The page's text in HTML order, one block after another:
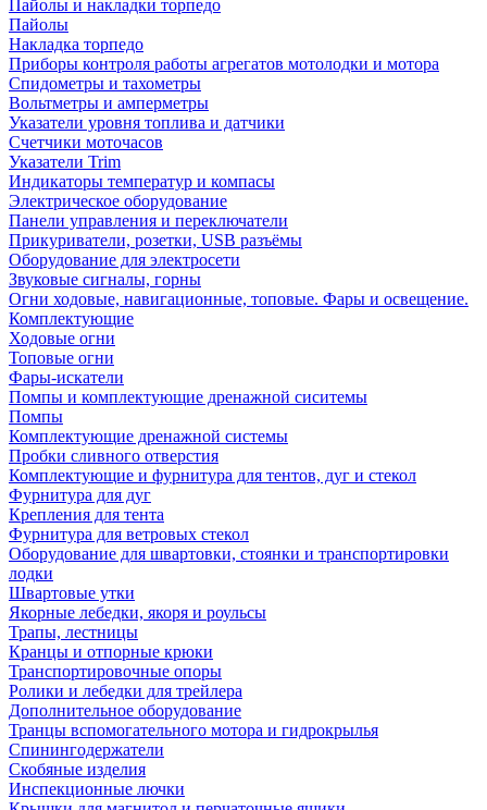
Пайолы и накладки торпедо
Пайолы
Накладка торпедо
Приборы контроля работы агрегатов мотолодки и мотора
Спидометры и тахометры
Вольтметры и амперметры
Указатели уровня топлива и датчики
Счетчики моточасов
Указатели Trim
Индикаторы температур и компасы
Электрическое оборудование
Панели управления и переключатели
Прикуриватели, розетки, USB разъёмы
Оборудование для электросети
Звуковые сигналы, горны
Огни ходовые, навигационные, топовые. Фары и освещение.
Комплектующие
Ходовые огни
Топовые огни
Фары-искатели
Помпы и комплектующие дренажной сиситемы
Помпы
Комплектующие дренажной системы
Пробки сливного отверстия
Комплектующие и фурнитура для тентов, дуг и стекол
Фурнитура для дуг
Крепления для тента
Фурнитура для ветровых стекол
Оборудование для швартовки, стоянки и транспортировки
лодки
Швартовые утки
Якорные лебедки, якоря и роульсы
Трапы, лестницы
Кранцы и отпорные крюки
Транспортировочные опоры
Ролики и лебедки для трейлера
Дополнительное оборудование
Транцы вспомогательного мотора и гидрокрылья
Спинингодержатели
Скобяные изделия
Инспекционные лючки